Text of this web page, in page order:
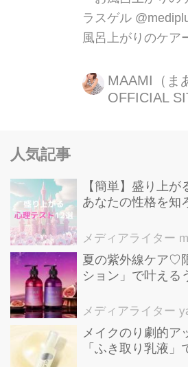
ラスゲル
風呂上がりのケ
たっぷりで しっか
ら #乾燥肌 の人に
MAAMI（ま
OFFICIAL
人気記事
【簡単】盛り上が
あなたの性格を知
メディアライター
夏の紫外線ケア♡
ション」で叶える
メディアライター
メイクのり劇的
「ふき取り乳液